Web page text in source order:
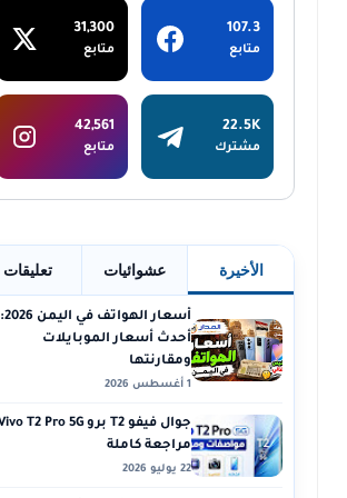
107.3
متابع
31,300
متابع
22.5K
مشترك
42,561
متابع
الأخيرة عشوائيات تعليقات
أسعار الهواتف في اليمن 2026:
أحدث أسعار الموبايلات
ومقارنتها
1 أغسطس 2026
مراجعة كاملة
22 يوليو 2026